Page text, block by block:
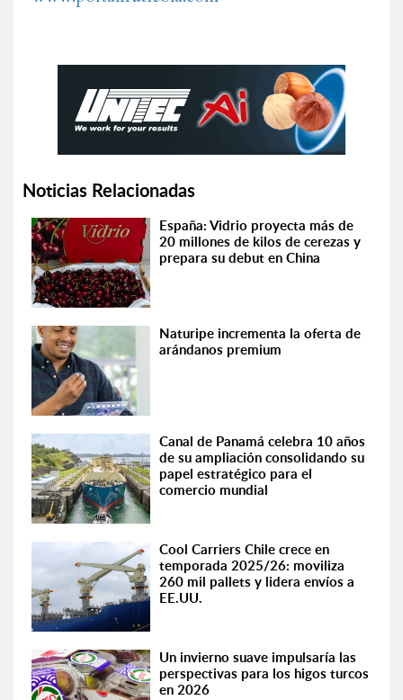
Noticias Relacionadas
España: Vidrio proyecta más de
20 millones de kilos de cerezas y
prepara su debut en China
Naturipe incrementa la oferta de
arándanos premium
Canal de Panamá celebra 10 años
de su ampliación consolidando su
papel estratégico para el
comercio mundial
Cool Carriers Chile crece en
temporada 2025/26: moviliza
260 mil pallets y lidera envíos a
EE.UU.
Un invierno suave impulsaría las
perspectivas para los higos turcos
en 2026